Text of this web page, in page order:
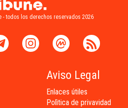
- todos los derechos reservados 2026
Aviso Legal
Enlaces útiles
Polìtica de privavidad